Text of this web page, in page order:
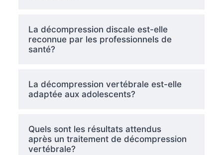
La décompression discale est-elle
reconnue par les professionnels de
santé?
La décompression vertébrale est-elle
adaptée aux adolescents?
Quels sont les résultats attendus
après un traitement de décompression
vertébrale?